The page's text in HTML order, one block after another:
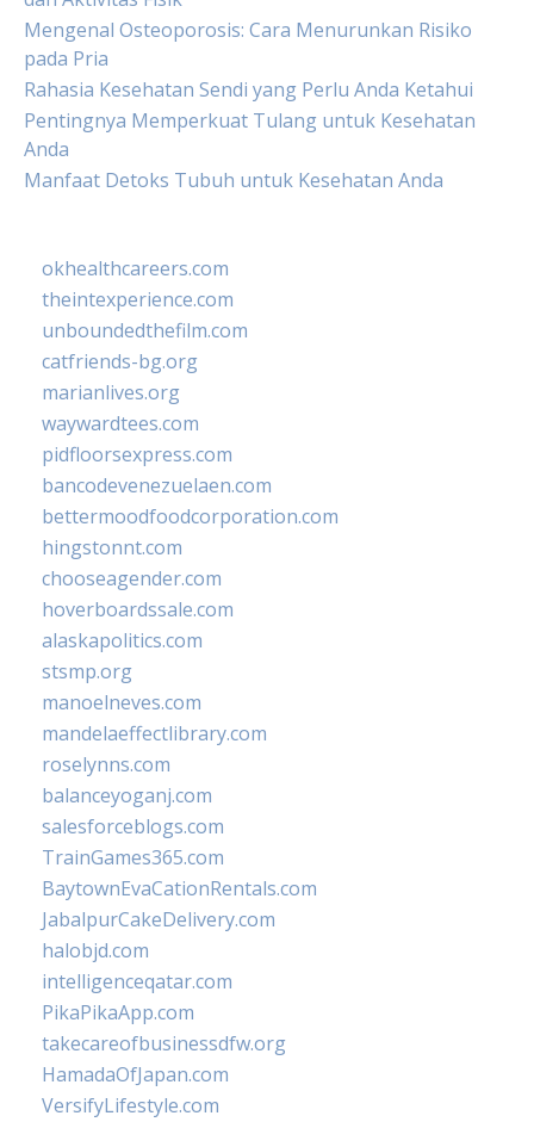
Mengenal Osteoporosis: Cara Menurunkan Risiko
pada Pria
Rahasia Kesehatan Sendi yang Perlu Anda Ketahui
Pentingnya Memperkuat Tulang untuk Kesehatan
Anda
Manfaat Detoks Tubuh untuk Kesehatan Anda
okhealthcareers.com
theintexperience.com
unboundedthefilm.com
catfriends-bg.org
marianlives.org
waywardtees.com
pidfloorsexpress.com
bancodevenezuelaen.com
bettermoodfoodcorporation.com
hingstonnt.com
chooseagender.com
hoverboardssale.com
alaskapolitics.com
stsmp.org
manoelneves.com
mandelaeffectlibrary.com
roselynns.com
balanceyoganj.com
salesforceblogs.com
TrainGames365.com
BaytownEvaCationRentals.com
JabalpurCakeDelivery.com
halobjd.com
intelligenceqatar.com
PikaPikaApp.com
takecareofbusinessdfw.org
HamadaOfJapan.com
VersifyLifestyle.com